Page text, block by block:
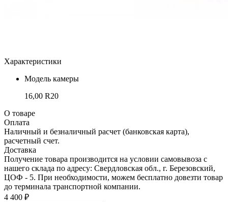
Характеристики
Модель камеры
16,00 R20
О товаре
Оплата
Наличный и безналичный расчет (банковская карта),
расчетный счет.
Доставка
Получение товара производится на условии самовывоза с
нашего склада по адресу: Свердловская обл., г. Березовский,
ЦОФ - 5. При необходимости, можем бесплатно довезти товар
до терминала транспортной компании.
4 400 ₽